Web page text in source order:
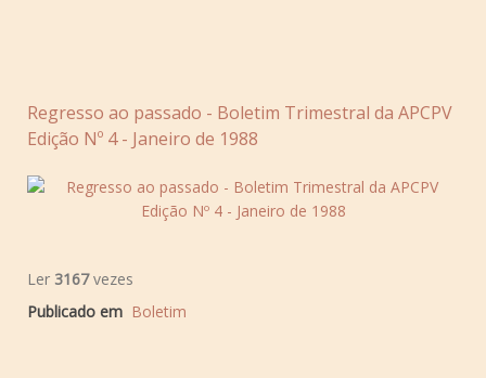
Regresso ao passado - Boletim Trimestral da APCPV
Edição Nº 4 - Janeiro de 1988
Ler 3167vezes
Publicado em Boletim